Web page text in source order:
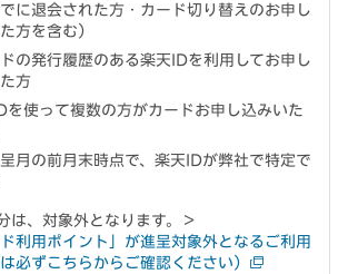
に退会された方・カード切り替えのお申し
方を含む）
の発行履歴のある楽天IDを利用してお申し
方
を使って複数の方がカードお申し込みいた
月の前月末時点で、楽天IDが弊社で特定で
は、対象外となります。＞
ド利用ポイント」が進呈対象外となるご利用
必ずこちらからご確認ください）